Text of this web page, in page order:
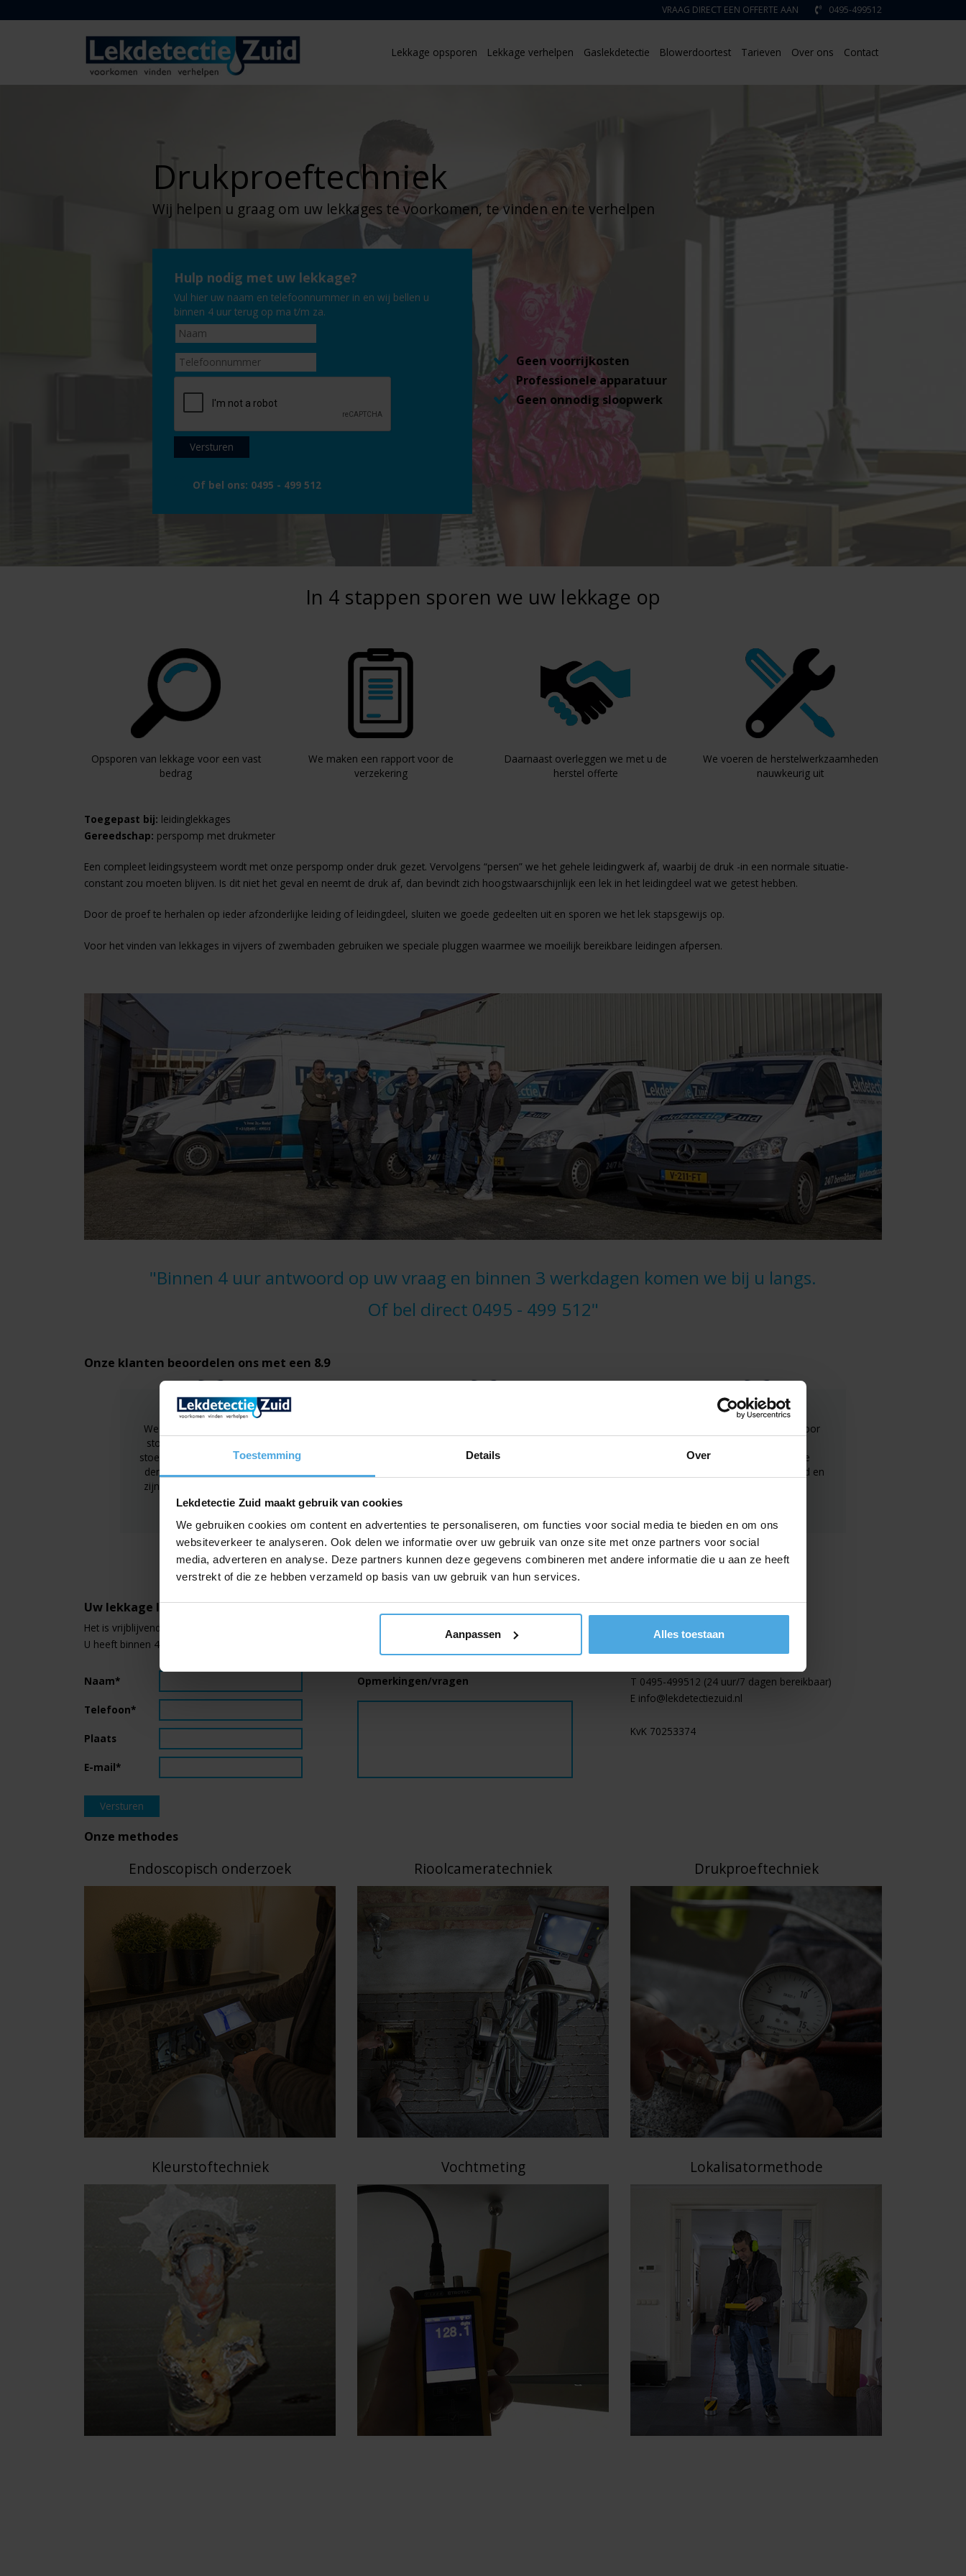
Toestemming Details Over
Lekdetectie Zuid maakt gebruik van cookies
We gebruiken cookies om content en advertenties te personaliseren, om functies voor social media te bieden en om ons
websiteverkeer te analyseren. Ook delen we informatie over uw gebruik van onze site met onze partners voor social
media, adverteren en analyse. Deze partners kunnen deze gegevens combineren met andere informatie die u aan ze heeft
verstrekt of die ze hebben verzameld op basis van uw gebruik van hun services.
Aanpassen Alles toestaan
VRAAG DIRECT EEN OFFERTE AAN 0495-499512
Lekkage opsporen Lekkage verhelpen Gaslekdetectie Blowerdoortest Tarieven Over ons Contact
Drukproeftechniek
Wij helpen u graag om uw lekkages te voorkomen, te vinden en te verhelpen
Hulp nodig met uw lekkage?
Vul hier uw naam en telefoonnummer in en wij bellen u
binnen 4 uur terug op ma t/m za.
Of bel ons: 0495 - 499 512
Geen voorrijkosten
Professionele apparatuur
Geen onnodig sloopwerk
In 4 stappen sporen we uw lekkage op
Opsporen van lekkage voor een vast
bedrag
We maken een rapport voor de
verzekering
Daarnaast overleggen we met u de
herstel offerte
We voeren de herstelwerkzaamheden
nauwkeurig uit
Toegepast bij: leidinglekkages
Gereedschap: perspomp met drukmeter
Een compleet leidingsysteem wordt met onze perspomp onder druk gezet. Vervolgens “persen” we het gehele leidingwerk af, waarbij de druk -in een normale situatie-
constant zou moeten blijven. Is dit niet het geval en neemt de druk af, dan bevindt zich hoogstwaarschijnlijk een lek in het leidingdeel wat we getest hebben.
Door de proef te herhalen op ieder afzonderlijke leiding of leidingdeel, sluiten we goede gedeelten uit en sporen we het lek stapsgewijs op.
Voor het vinden van lekkages in vijvers of zwembaden gebruiken we speciale pluggen waarmee we moeilijk bereikbare leidingen afpersen.
"Binnen 4 uur antwoord op uw vraag en binnen 3 werkdagen komen we bij u langs.
Of bel direct 0495 - 499 512"
Onze klanten beoordelen ons met een 8.9
We hadden een gaslek en ze
stonden binnen 2 uur op de
stoep. Super goede service, ze
denken met de klant mee en
zijn erg vriendelijk. Aanrader!
R. Nijhuis
zeer naar wens verlopen.
John & Simone
Top geregeld. Half uur voor
nogmaals. Het lek in de
kruipruimte is opgespoord en
E. Bosch
Uw lekkage laten opsporen?
Het is vrijblijvend en de kosten zijn vaak voor uw verzekering.
U heeft binnen 4 uur antwoord op ma t/m za van 08:00 tot 16:00 uur.
Naam*
Telefoon*
Plaats
E-mail*
Opmerkingen/vragen
Contact
Lekdetectie Zuid
T 0495-499512 (24 uur/7 dagen bereikbaar)
E info@lekdetectiezuid.nl
KvK 70253374
Onze methodes
Endoscopisch onderzoek Rioolcameratechniek Drukproeftechniek
Kleurstoftechniek Vochtmeting Lokalisatormethode